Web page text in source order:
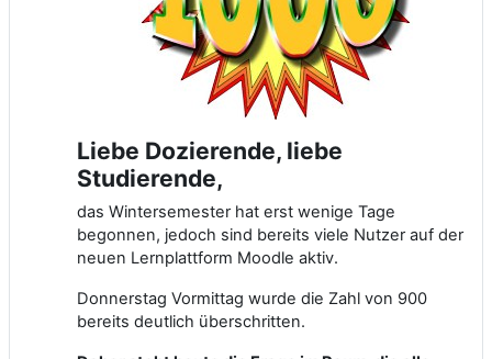
Liebe Dozierende, liebe
Studierende,
das Wintersemester hat erst wenige Tage
begonnen, jedoch sind bereits viele Nutzer auf der
neuen Lernplattform Moodle aktiv.
Donnerstag Vormittag wurde die Zahl von 900
bereits deutlich überschritten.